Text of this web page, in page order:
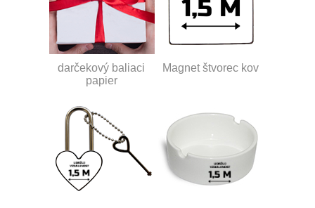
darčekový baliaci
papier
Magnet štvorec kov